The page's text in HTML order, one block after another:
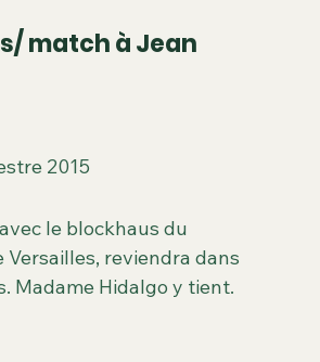
match à Jean
2015
le blockhaus du
reviendra dans
Madame Hidalgo y tient.